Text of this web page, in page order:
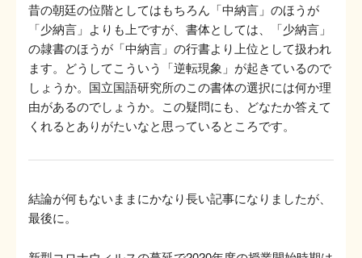
昔の朝廷の位階としてはもちろん「中納言」のほうが
「少納言」よりも上ですが、書体としては、「少納言」
の隷書のほうが「中納言」の行書より上位として扱われ
ます。どうしてこういう「逆転現象」が起きているので
しょうか。国立国語研究所のこの書体の選択には何か理
由があるのでしょうか。この疑問にも、どなたか答えて
くれるとありがたいなと思っているところです。
結論が何もないままにかなり長い記事になりましたが、
最後に。